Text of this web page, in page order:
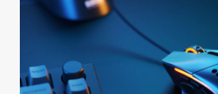
TIETOA
KAUPPA